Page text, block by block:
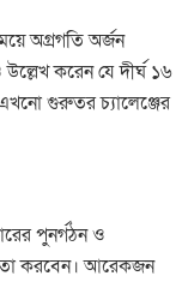
অগ্রগতি অর্জন
করেন যে দীর্ঘ ১৬
এখনো গুরুতর চ্যালেঞ্জের
পুনর্গঠন ও
করবেন। আরেকজন